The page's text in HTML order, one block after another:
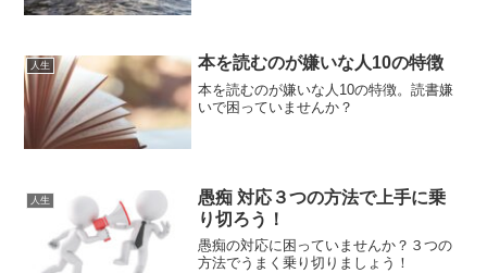
人生 本を読むのが嫌いな人10の特徴
本を読むのが嫌いな人10の特徴。読書嫌
いで困っていませんか？
人生
愚痴 対応３つの方法で上手に乗
り切ろう！
愚痴の対応に困っていませんか？３つの
方法でうまく乗り切りましょう！